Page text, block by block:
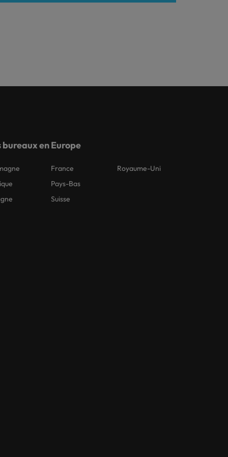
bureaux en Europe
France
Pays-Bas
Suisse
Royaume-Uni